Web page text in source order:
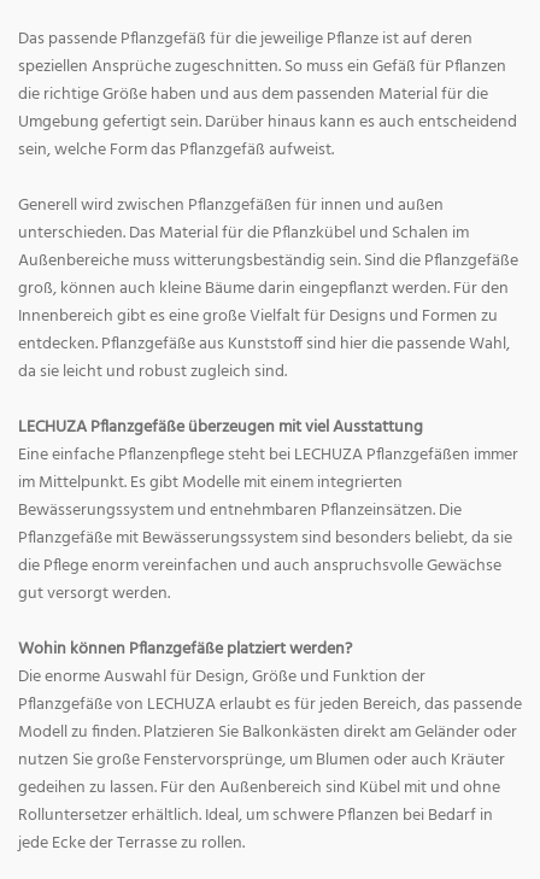
Das passende Pflanzgefäß für die jeweilige Pflanze ist auf deren
speziellen Ansprüche zugeschnitten. So muss ein Gefäß für Pflanzen
die richtige Größe haben und aus dem passenden Material für die
Umgebung gefertigt sein. Darüber hinaus kann es auch entscheidend
sein, welche Form das Pflanzgefäß aufweist.
Generell wird zwischen Pflanzgefäßen für innen und außen
unterschieden. Das Material für die Pflanzkübel und Schalen im
Außenbereiche muss witterungsbeständig sein. Sind die Pflanzgefäße
groß, können auch kleine Bäume darin eingepflanzt werden. Für den
Innenbereich gibt es eine große Vielfalt für Designs und Formen zu
entdecken. Pflanzgefäße aus Kunststoff sind hier die passende Wahl,
da sie leicht und robust zugleich sind.
LECHUZA Pflanzgefäße überzeugen mit viel Ausstattung
Eine einfache Pflanzenpflege steht bei LECHUZA Pflanzgefäßen immer
im Mittelpunkt. Es gibt Modelle mit einem integrierten
Bewässerungssystem und entnehmbaren Pflanzeinsätzen. Die
Pflanzgefäße mit Bewässerungssystem sind besonders beliebt, da sie
die Pflege enorm vereinfachen und auch anspruchsvolle Gewächse
gut versorgt werden.
Wohin können Pflanzgefäße platziert werden?
Die enorme Auswahl für Design, Größe und Funktion der
Pflanzgefäße von LECHUZA erlaubt es für jeden Bereich, das passende
Modell zu finden. Platzieren Sie Balkonkästen direkt am Geländer oder
nutzen Sie große Fenstervorsprünge, um Blumen oder auch Kräuter
gedeihen zu lassen. Für den Außenbereich sind Kübel mit und ohne
Rolluntersetzer erhältlich. Ideal, um schwere Pflanzen bei Bedarf in
jede Ecke der Terrasse zu rollen.